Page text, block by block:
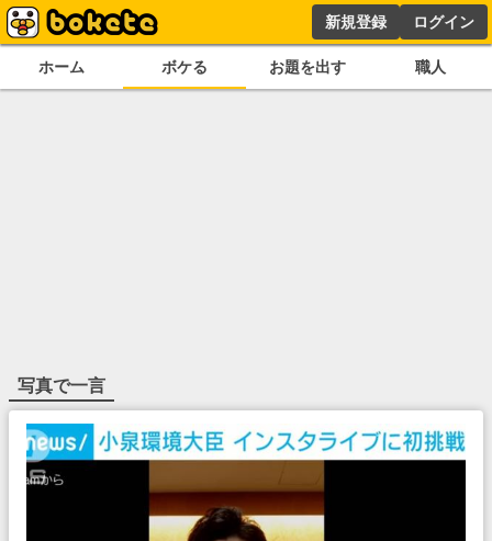
新規登録 ログイン
ホーム ボケる お題を出す 職人
写真で一言